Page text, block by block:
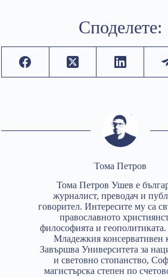
Споделете:
Тома Петров
Тома Петров Ушев е
журналист, преводач и
говорител. Интересите му са
православното
философията и
Младежкия консервативен
Завършва Университета за
и световно стопанство,
магистърска степен по